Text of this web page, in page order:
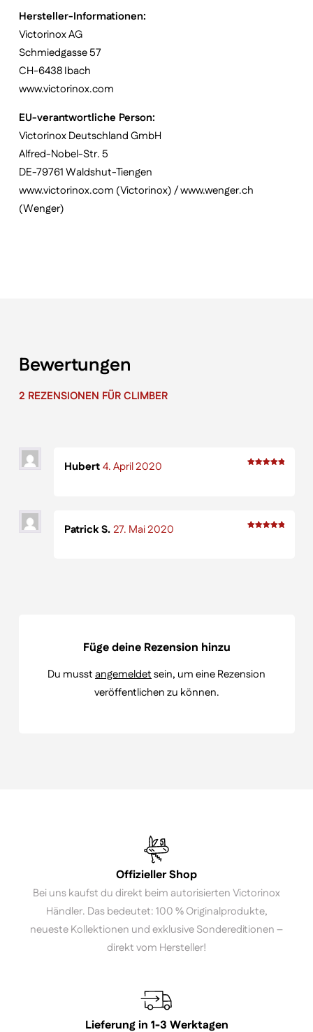
Hersteller-Informationen:
Victorinox AG
Schmiedgasse 57
CH-6438 Ibach
www.victorinox.com
EU-verantwortliche Person:
Victorinox Deutschland GmbH
Alfred-Nobel-Str. 5
DE-79761 Waldshut-Tiengen
www.victorinox.com (Victorinox) / www.wenger.ch
(Wenger)
Bewertungen
2 REZENSIONEN FÜRCLIMBER
von 5
Hubert4. April 2020
Patrick S.27. Mai 2020
Füge deine Rezension hinzu
Du musstangemeldetsein, um eine Rezension
veröffentlichen zu können.
Offizieller Shop
Bei uns kaufst du direkt beim autorisierten Victorinox
Händler. Das bedeutet: 100 % Originalprodukte,
neueste Kollektionen und exklusive Sondereditionen –
direkt vom Hersteller!
Lieferung in 1-3 Werktagen